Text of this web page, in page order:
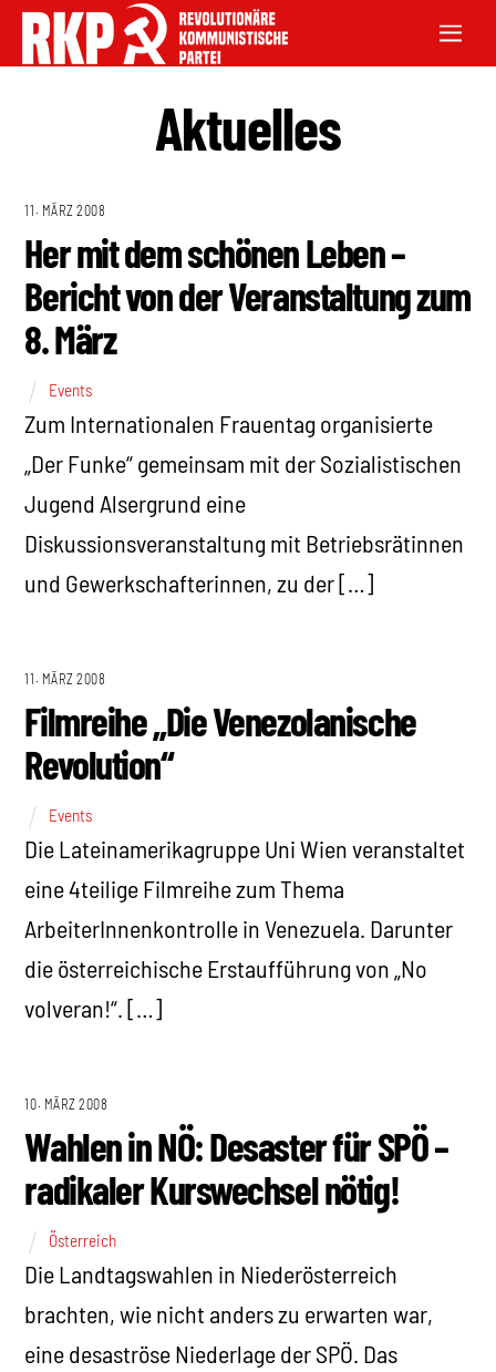
Aktuelles
11. MÄRZ 2008
Her mit dem schönen Leben –
Bericht von der Veranstaltung zum
8. März
Events
Zum Internationalen Frauentag organisierte
„Der Funke“ gemeinsam mit der Sozialistischen
Jugend Alsergrund eine
Diskussionsveranstaltung mit Betriebsrätinnen
und Gewerkschafterinnen, zu der […]
11. MÄRZ 2008
Filmreihe „Die Venezolanische
Revolution“
Events
Die Lateinamerikagruppe Uni Wien veranstaltet
eine 4teilige Filmreihe zum Thema
ArbeiterInnenkontrolle in Venezuela. Darunter
die österreichische Erstaufführung von „No
volveran!“. […]
10. MÄRZ 2008
Wahlen in NÖ: Desaster für SPÖ –
radikaler Kurswechsel nötig!
Österreich
Die Landtagswahlen in Niederösterreich
brachten, wie nicht anders zu erwarten war,
eine desaströse Niederlage der SPÖ. Das